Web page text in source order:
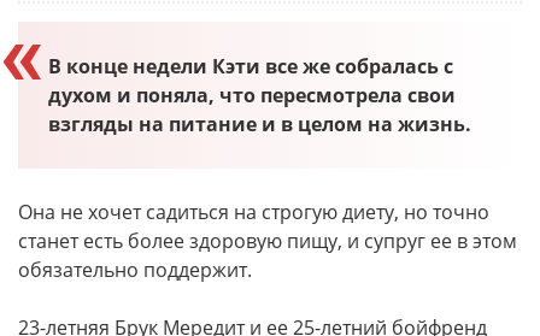
В конце недели Кэти все же собралась с
духом и поняла, что пересмотрела свои
взгляды на питание и в целом на жизнь.
Она не хочет садиться на строгую диету, но точно
станет есть более здоровую пищу, и супруг ее в этом
обязательно поддержит.
23-летняя Брук Мередит и ее 25-летний бойфренд